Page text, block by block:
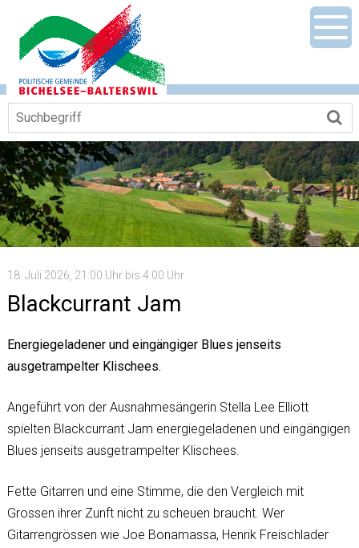
Navigieren in Gemeinde Bichelsee-
Schnellnavigation
Mobile Hauptnavigation
Suchbegriff
Blackcurrant Jam
18. Juli 2026 , 21:00 Uhr bis 4:00 Uhr
Energiegeladener und eingängiger Blues jenseits
ausgetrampelter Klischees.
Angeführt von der Ausnahmesängerin Stella Lee Elliott
spielten Blackcurrant Jam energiegeladenen und eingängigen
Blues jenseits ausgetrampelter Klischees.
Fette Gitarren und eine Stimme, die den Vergleich mit
Grossen ihrer Zunft nicht zu scheuen braucht. Wer
Gitarrengrössen wie Joe Bonamassa, Henrik Freischlader